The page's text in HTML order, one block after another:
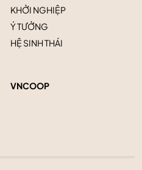
KHỞI NGHIỆP
Ý TƯỞNG
HỆ SINH THÁI
VNCOOP